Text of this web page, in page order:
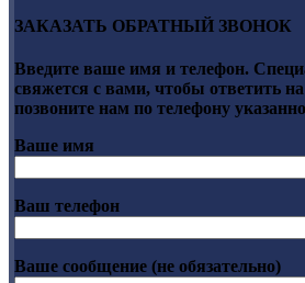
ЗАКАЗАТЬ ОБРАТНЫЙ ЗВОНОК
Введите ваше имя и телефон.
свяжется с вами, чтобы ответить
позвоните нам по телефону
Ваше имя
Ваш телефон
Ваше сообщение (не обязательно)